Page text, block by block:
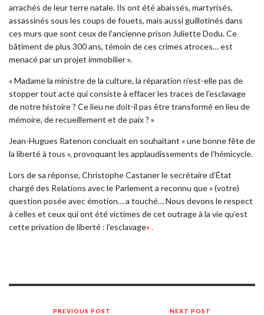
arrachés de leur terre natale. Ils ont été abaissés, martyrisés,
assassinés sous les coups de fouets, mais aussi guillotinés dans
ces murs que sont ceux de l’ancienne prison Juliette Dodu. Ce
bâtiment de plus 300 ans, témoin de ces crimes atroces… est
menacé par un projet immobilier ».
« Madame la ministre de la culture, la réparation n’est-elle pas de
stopper tout acte qui consiste à effacer les traces de l’esclavage
de notre histoire ? Ce lieu ne doit-il pas être transformé en lieu de
mémoire, de recueillement et de paix ? »
Jean-Hugues Ratenon concluait en souhaitant « une bonne fête de
la liberté à tous », provoquant les applaudissements de l’hémicycle.
Lors de sa réponse, Christophe Castaner le secrétaire d’État
chargé des Relations avec le Parlement a reconnu que « (votre)
question posée avec émotion… a touché… Nous devons le respect
à celles et ceux qui ont été victimes de cet outrage à la vie qu’est
cette privation de liberté : l’esclavage« .
PREVIOUS POST NEXT POST